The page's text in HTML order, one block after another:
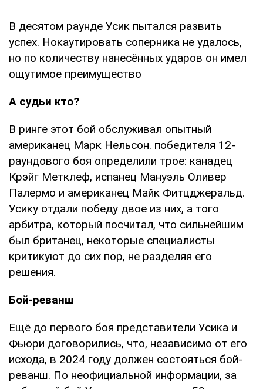
В десятом раунде Усик пытался развить
успех. Нокаутировать соперника не удалось,
но по количеству нанесённых ударов он имел
ощутимое преимущество
А судьи кто?
В ринге этот бой обслуживал опытный
американец Марк Нельсон. победителя 12-
раундового боя определили трое: канадец
Крэйг Метклеф, испанец Мануэль Оливер
Палермо и американец Майк Фитцджеральд.
Усику отдали победу двое из них, а того
арбитра, который посчитал, что сильнейшим
был британец, некоторые специалисты
критикуют до сих пор, не разделяя его
решения.
Бой-реванш
Ещё до первого боя представители Усика и
Фьюри договорились, что, независимо от его
исхода, в 2024 году должен состояться бой-
реванш. По неофициальной информации, за